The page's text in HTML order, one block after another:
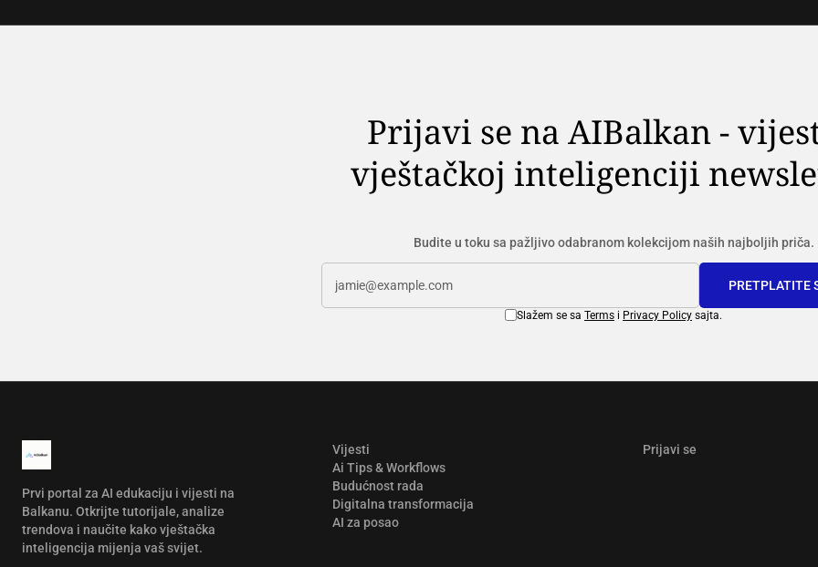
Prijavi se na AIBalkan -
vještačkoj inteligenciji
Budite u toku sa pažljivo odabranom kolekcijom naših najboljih priča.
PRETPLATITE
Slažem se sa Terms i Privacy Policy sajta.
Prvi portal za AI edukaciju i vijesti na
Balkanu. Otkrijte tutorijale, analize
trendova i naučite kako vještačka
inteligencija mijenja vaš svijet.
Vijesti
Ai Tips & Workflows
Budućnost rada
Digitalna transformacija
AI za posao
Prijavi se